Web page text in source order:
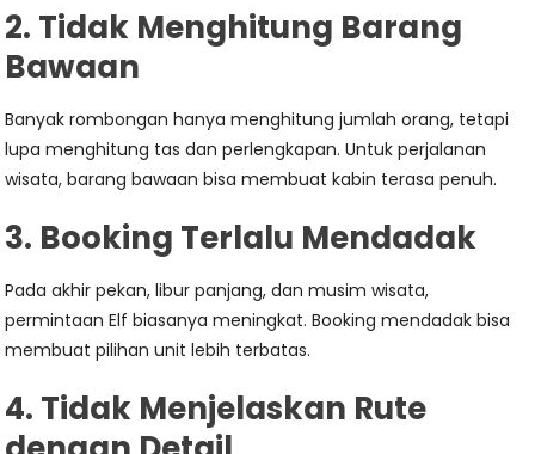
2. Tidak Menghitung Barang
Bawaan
Banyak rombongan hanya menghitung jumlah orang, tetapi
lupa menghitung tas dan perlengkapan. Untuk perjalanan
wisata, barang bawaan bisa membuat kabin terasa penuh.
3. Booking Terlalu Mendadak
Pada akhir pekan, libur panjang, dan musim wisata,
permintaan Elf biasanya meningkat. Booking mendadak bisa
membuat pilihan unit lebih terbatas.
4. Tidak Menjelaskan Rute